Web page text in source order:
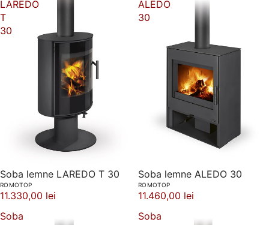
LAREDO
T
30
Soba lemne LAREDO T 30
ROMOTOP
11.330,00 lei
ALEDO
30
Soba lemne ALEDO 30
ROMOTOP
11.460,00 lei
Soba
Soba